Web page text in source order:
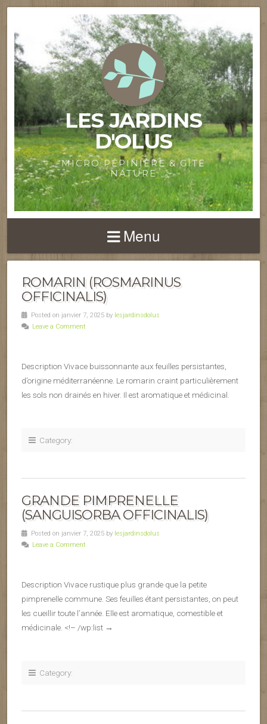
LES JARDINS
D'OLUS
MICRO PÉPINIÈRE & GÎTE
NATURE
Menu
ROMARIN (ROSMARINUS
OFFICINALIS)
Posted on janvier 7, 2025 by lesjardinsdolus
Leave a Comment
Description Vivace buissonnante aux feuilles persistantes,
d’origine méditerranéenne. Le romarin craint particulièrement
les sols non drainés en hiver. Il est aromatique et médicinal.
Category:
GRANDE PIMPRENELLE
(SANGUISORBA OFFICINALIS)
Posted on janvier 7, 2025 by lesjardinsdolus
Leave a Comment
Description Vivace rustique plus grande que la petite
pimprenelle commune. Ses feuilles étant persistantes, on peut
les cueillir toute l’année. Elle est aromatique, comestible et
médicinale. <!– /wp:list →
Category: